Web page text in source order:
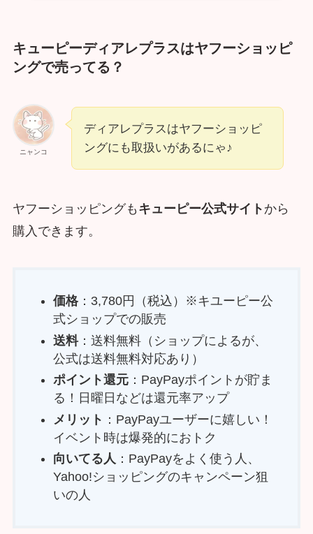
キューピーディアレプラスはヤフーショッピ
ングで売ってる？
ニャンコ
ディアレプラスはヤフーショッピ
ングにも取扱いがあるにゃ♪
ヤフーショッピングも キューピー公式サイト から
購入できます。
価格：3,780円（税込）※キユーピー公
式ショップでの販売
送料：送料無料（ショップによるが、
公式は送料無料対応あり）
ポイント還元：PayPayポイントが貯ま
る！日曜日などは還元率アップ
メリット ：PayPayユーザーに嬉しい！
イベント時は爆発的におトク
向いてる人 ：PayPayをよく使う人、
Yahoo!ショッピングのキャンペーン狙
いの人